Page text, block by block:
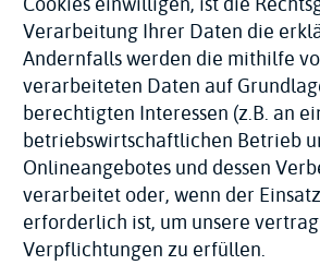
Verarbeitung Ihrer Daten die
Andernfalls werden die mithilfe
verarbeiteten Daten auf
berechtigten Interessen (z.B. an
betriebswirtschaftlichen Betrieb
Onlineangebotes und dessen
verarbeitet oder, wenn der
erforderlich ist, um unsere
Verpflichtungen zu erfüllen.